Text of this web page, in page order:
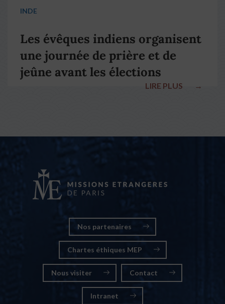
INDE
Les évêques indiens organisent
une journée de prière et de
jeûne avant les élections
LIRE PLUS →
Nos partenaires
Chartes éthiques MEP
Nous visiter Contact
Intranet